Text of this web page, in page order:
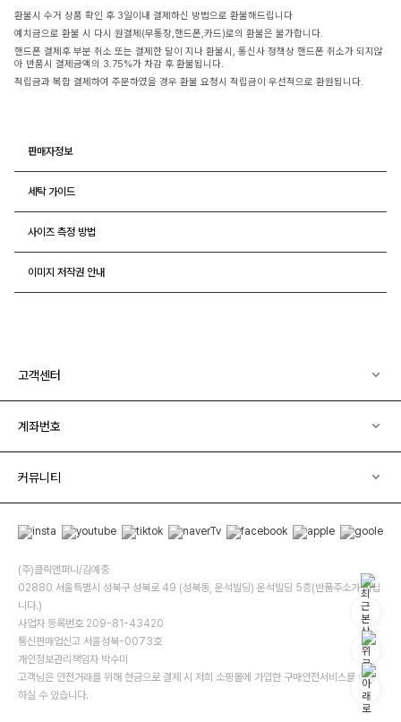
환불시 수거 상품 확인 후 3일이내 결제하신 방법으로 환불해드립니다
예치금으로 환불 시 다시 원결제(무통장,핸드폰,카드)로의 환불은 불가합니다.
핸드폰 결제후 부분 취소 또는 결제한 달이 지나 환불시, 통신사 정책상 핸드폰 취소가 되지않
아 반품시 결제금액의 3.75%가 차감 후 환불됩니다.
적립금과 복합 결제하여 주문하였을 경우 환불 요청시 적립금이 우선적으로 환원됩니다.
판매자정보
세탁 가이드
사이즈 측정 방법
이미지 저작권 안내
고객센터
계좌번호
커뮤니티
(주)클릭앤퍼니/김예중
02880 서울특별시 성북구 성북로 49 (성북동, 운석빌딩) 운석빌딩 5층(반품주소가 아닙
니다.)
사업자 등록번호 209-81-43420
통신판매업신고 서울성북-0073호
개인정보관리책임자 박수미
고객님은 안전거래를 위해 현금으로 결제 시 저희 소핑몰에 가입한 구매안전서비스를 이용
하실 수 있습니다.